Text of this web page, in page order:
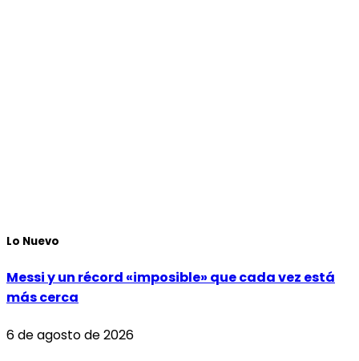
Lo Nuevo
Messi y un récord «imposible» que cada vez está
más cerca
6 de agosto de 2026